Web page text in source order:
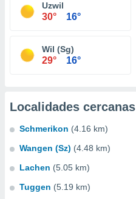
Uzwil
30° 16°
Wil (Sg)
29° 16°
Localidades cercanas
Schmerikon (4.16 km)
Wangen (Sz) (4.48 km)
Lachen (5.05 km)
Tuggen (5.19 km)